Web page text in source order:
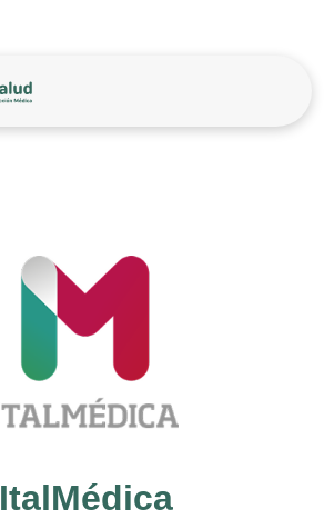
ItalMédica